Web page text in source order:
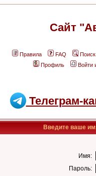
Сайт
Правила FAQ
Поиск
Профиль
Войти
Телеграм-
Введите ваше
Имя:
Пароль: